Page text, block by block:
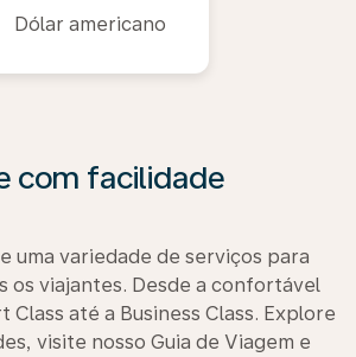
Dólar americano
com facilidade
uma variedade de serviços para
os viajantes. Desde a confortável
Class até a Business Class. Explore
visite nosso Guia de Viagem e